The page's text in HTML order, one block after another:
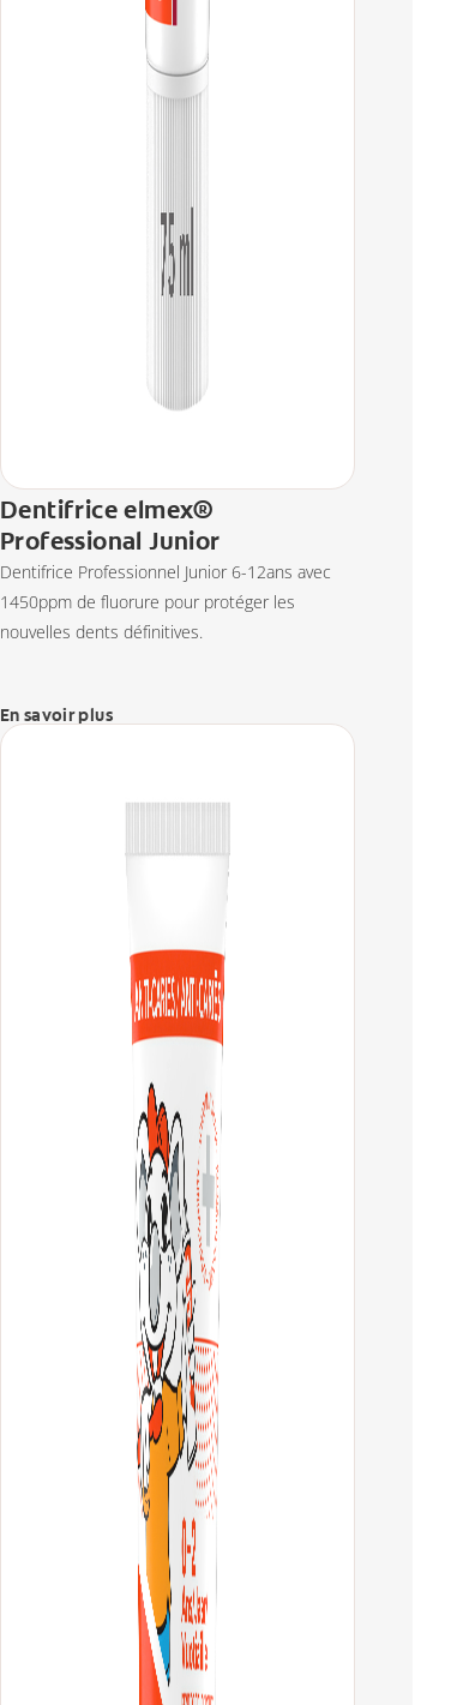
Dentifrice elmex®
Professional Junior
Dentifrice Professionnel Junior 6-12ans avec
1450ppm de fluorure pour protéger les
nouvelles dents définitives.
En savoir plus